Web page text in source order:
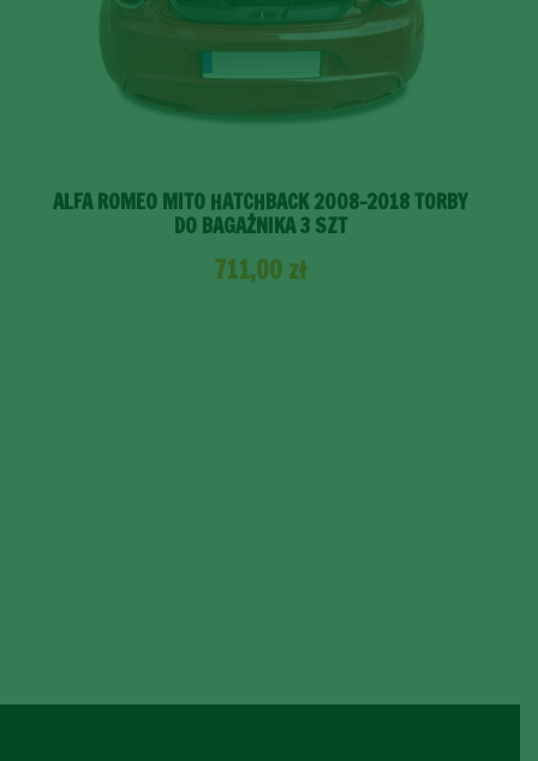
ALFA ROMEO MITO HATCHBACK 2008-2018 TORBY
DO BAGAŻNIKA 3 SZT
711,00 zł